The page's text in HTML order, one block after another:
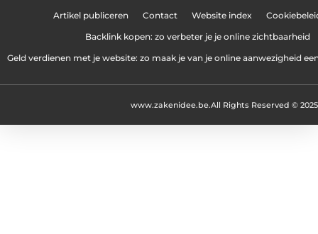
Artikel publiceren Contact Website index
Backlink kopen: zo verbeter je je online zichtbaarheid
Geld verdienen met je website: zo maak je van je online aanwezigheid
All Rights Reserved © 2025
www.zakenidee.be.